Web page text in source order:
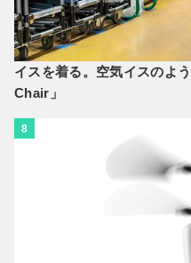
イスを着る。空気イスのよ
Chair」
8